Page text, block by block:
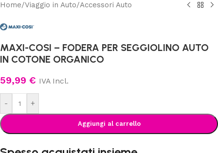
Home/Viaggio in Auto/Accessori Auto
MAXI-COSI – FODERA PER SEGGIOLINO AUTO
IN COTONE ORGANICO
59,99 € IVA Incl.
- +
Aggiungi al carrello